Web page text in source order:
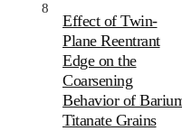
8
Effect of Twin-
Plane Reentrant
Edge on the
Coarsening
Behavior of
Titanate Grains